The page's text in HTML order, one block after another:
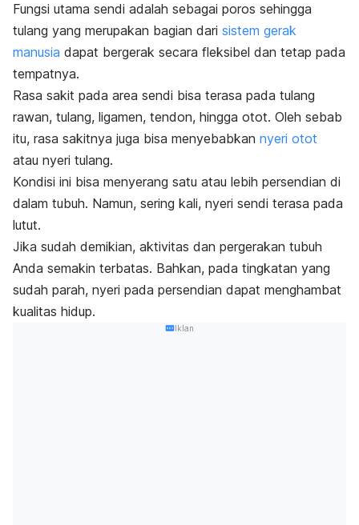
Fungsi utama sendi adalah sebagai poros sehingga
tulang yang merupakan bagian dari sistem gerak
manusia dapat bergerak secara fleksibel dan tetap pada
tempatnya.
Rasa sakit pada area sendi bisa terasa pada tulang
rawan, tulang, ligamen, tendon, hingga otot. Oleh sebab
itu, rasa sakitnya juga bisa menyebabkan nyeri otot
atau nyeri tulang.
Kondisi ini bisa menyerang satu atau lebih persendian di
dalam tubuh. Namun, sering kali, nyeri sendi terasa pada
lutut.
Jika sudah demikian, aktivitas dan pergerakan tubuh
Anda semakin terbatas. Bahkan, pada tingkatan yang
sudah parah, nyeri pada persendian dapat menghambat
kualitas hidup.
Iklan